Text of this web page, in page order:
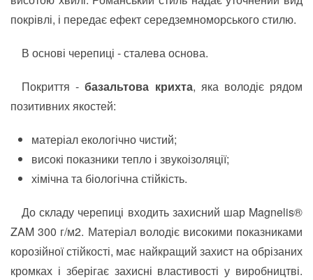
покрівлі, і передає ефект середземноморського стилю.
В основі черепиці - сталева основа.
Покриття -базальтова крихта, яка володіє рядом
позитивних якостей:
матеріал екологічно чистий;
високі показники тепло і звукоізоляції;
хімічна та біологічна стійкість.
До складу черепиці входить захисний шар Magnelis®
ZAM 300 г/м2. Матеріал володіє високими показниками
корозійної стійкості, має найкращий захист на обрізаних
кромках і зберігає захисні властивості у виробництві.